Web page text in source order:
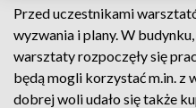
Przed uczestnikami
wyzwania i plany. W
warsztaty rozpoczęły się
będą mogli korzystać m.in. z
dobrej woli udało się także